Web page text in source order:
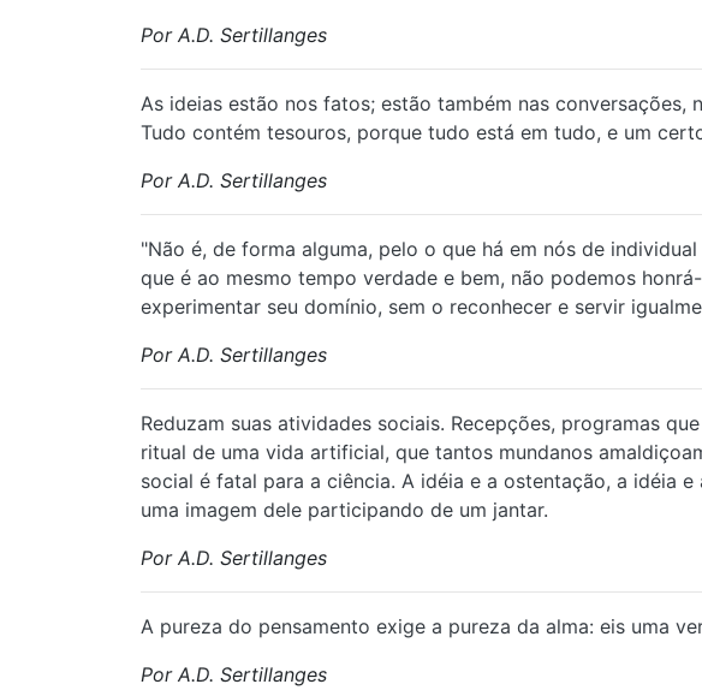
Por A.D. Sertillanges
⁠As ideias estão nos fatos; estão também nas conversações,
Tudo contém tesouros, porque tudo está em tudo, e um
Por A.D. Sertillanges
⁠"Não é, de forma alguma, pelo o que há em nós de
que é ao mesmo tempo verdade e bem, não podemos
experimentar seu domínio, sem o reconhecer e servir
Por A.D. Sertillanges
Reduzam suas atividades sociais. Recepções, programas
ritual de uma vida artificial, que tantos mundanos
social é fatal para a ciência. A idéia e a ostentação, a idéia
uma imagem dele participando de um jantar.
Por A.D. Sertillanges
A pureza do pensamento exige a pureza da alma: eis uma
Por A.D. Sertillanges